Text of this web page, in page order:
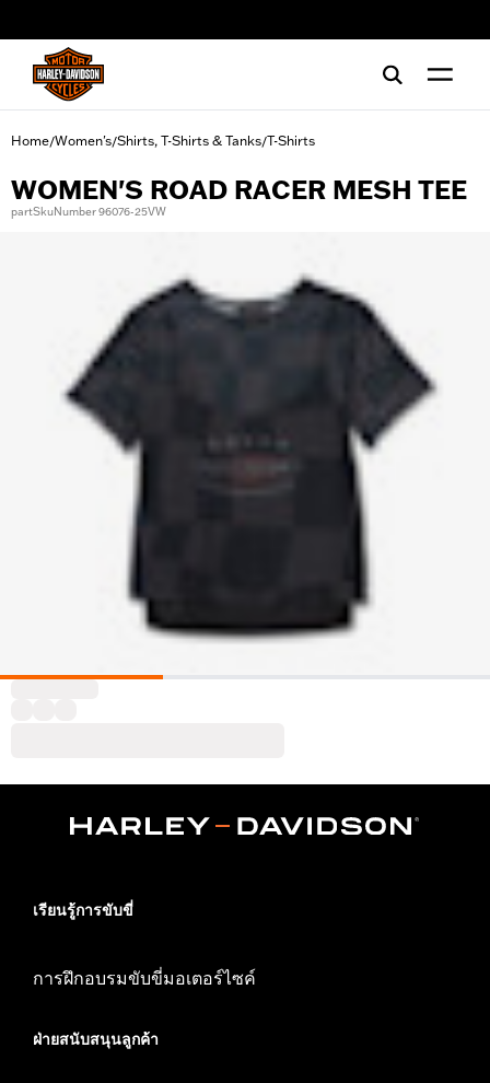
Home/Women's/Shirts, T-Shirts & Tanks/T-Shirts
WOMEN'S ROAD RACER MESH TEE
partSkuNumber 96076-25VW
เรียนรู้การขับขี่
การฝึกอบรมขับขี่มอเตอร์ไซค์
ฝ่ายสนับสนุนลูกค้า